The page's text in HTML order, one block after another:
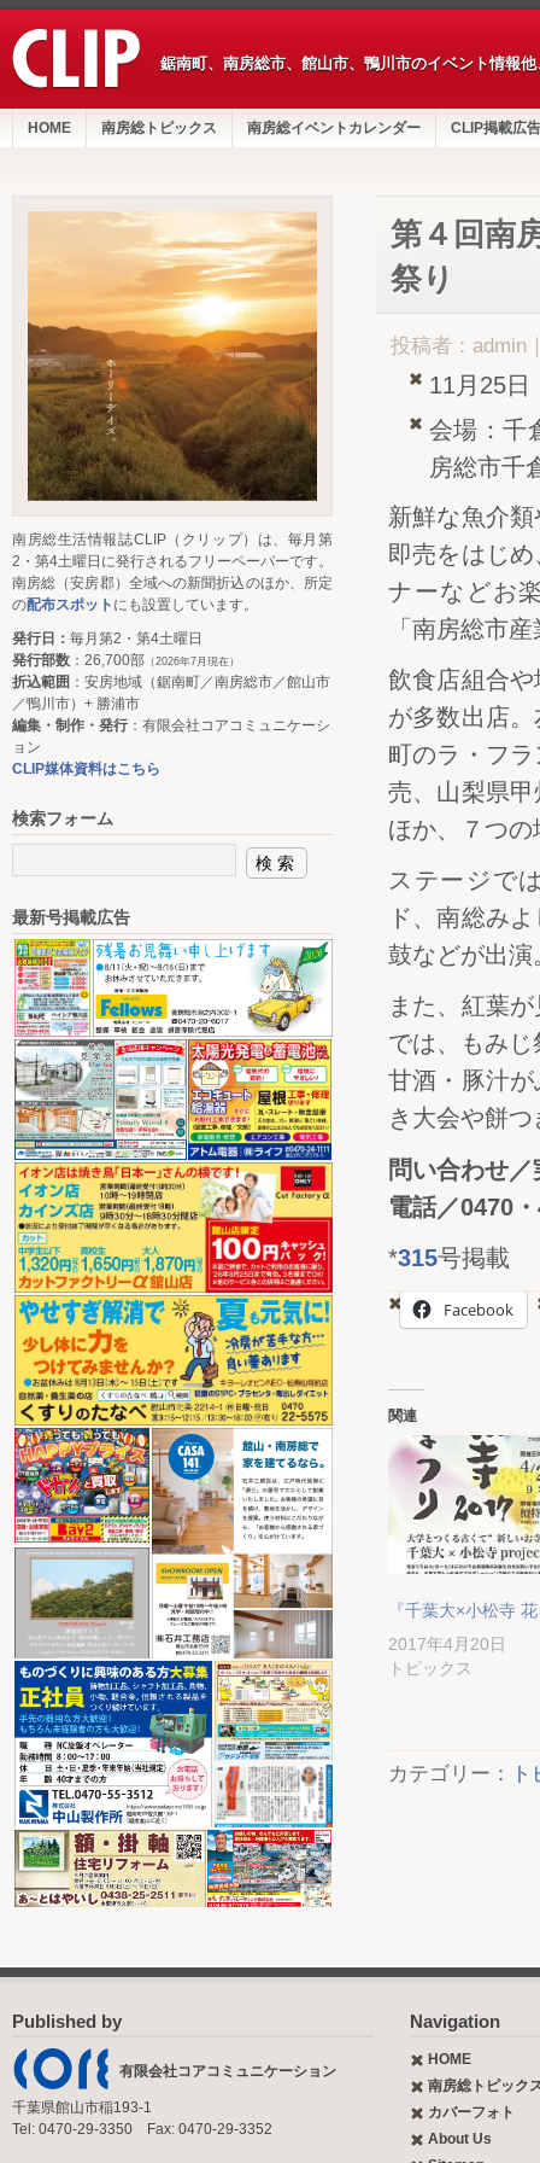
鋸南町、南房総市、館山市、鴨川市のイベント情報
HOME 南房総トピックス 南房総イベントカレンダー CLIP掲載広告
第４回南
祭り
投稿者：admin
11月25日
会場：千
房総市千
新鮮な魚介
即売をはじ
ナーなどお
「南房総市
飲食店組合
が多数出店
町のラ・フ
売、山梨県
ほか、７つ
ステージで
ド、南総み
鼓などが出演
また、紅葉
では、もみ
甘酒・豚汁
き大会や餅
問い合わせ
電話／0470
*315号掲載
Facebook
関連
『千葉大×小松寺
2017年4月20日
トピックス
カテゴリー：
南房総生活情報誌CLIP（クリップ）は、毎月第
2・第4土曜日に発行されるフリーペーパーです。
南房総（安房郡）全域への新聞折込のほか、所定
の配布スポット にも設置しています。
発行日： 毎月第2・第4土曜日
発行部数 ：26,700部 （2026年7月現在）
折込範囲 ：安房地域（鋸南町／南房総市／館山市
／鴨川市）+ 勝浦市
編集・制作・発行：有限会社コアコミュニケーシ
ョン
CLIP媒体資料はこちら
検索フォーム
最新号掲載広告
Published by
有限会社コアコミュニケーション
千葉県館山市稲193-1
Tel: 0470-29-3350 Fax: 0470-29-3352
Navigation
HOME
南房総トピック
カバーフォト
About Us